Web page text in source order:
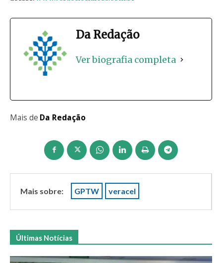
Da Redação
Ver biografia completa
Mais de Da Redação
Mais sobre: GPTW veracel
Últimas Notícias